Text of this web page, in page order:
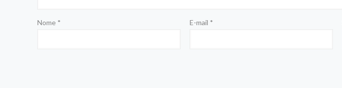
Nome * E-mail *